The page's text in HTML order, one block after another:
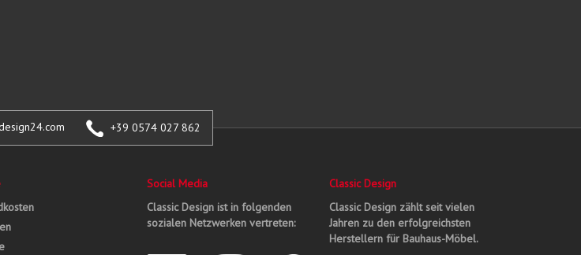
+39 0574 027 862
Social Media
Classic Design ist in folgenden
sozialen Netzwerken vertreten:
Classic Design
Classic Design zählt seit vielen
Jahren zu den erfolgreichsten
Herstellern für Bauhaus-Möbel.